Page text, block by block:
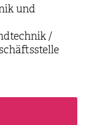
und
/